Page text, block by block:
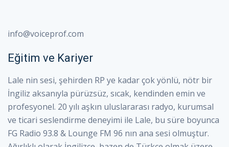
info@voiceprof.com
Eğitim ve Kariyer
Lale nin sesi, şehirden RP ye kadar çok yönlü, nötr bir
İngiliz aksanıyla pürüzsüz, sıcak, kendinden emin ve
profesyonel. 20 yılı aşkın uluslararası radyo, kurumsal
ve ticari seslendirme deneyimi ile Lale, bu süre boyunca
FG Radio 93.8 & Lounge FM 96 nın ana sesi olmuştur.